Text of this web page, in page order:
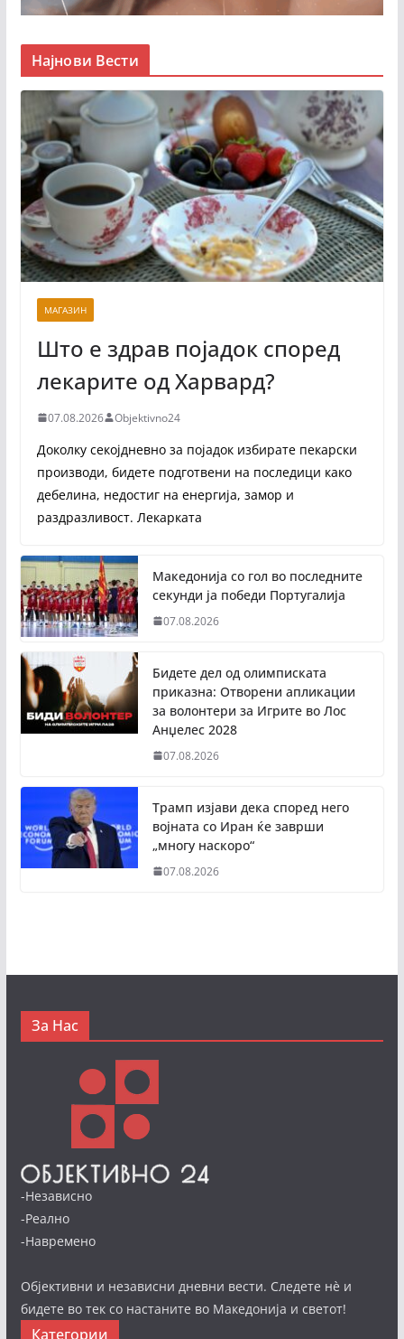
Најнови Вести
МАГАЗИН
Што е здрав појадок според
лекарите од Харвард?
07.08.2026 Objektivno24
Доколку секојдневно за појадок избирате пекарски
производи, бидете подготвени на последици како
дебелина, недостиг на енергија, замор и
раздразливост. Лекарката
Македонија со гол во последните
секунди ја победи Португалија
07.08.2026
Бидете дел од олимписката
приказна: Отворени апликации
за волонтери за Игрите во Лос
Анџелес 2028
07.08.2026
Трамп изјави дека според него
војната со Иран ќе заврши
„многу наскоро“
07.08.2026
За Нас
-Независно
-Реално
-Навремено
Објективни и независни дневни вести. Следете нè и
бидете во тек со настаните во Македонија и светот!
Категории